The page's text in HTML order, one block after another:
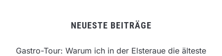
NEUESTE BEITRÄGE
Gastro-Tour: Warum ich in der Elsteraue die älteste